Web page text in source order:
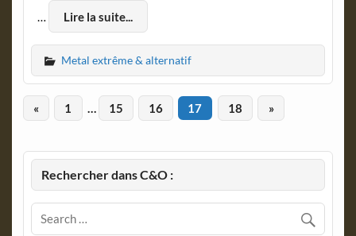
… Lire la suite...
Metal extrême & alternatif
« 1 … 15 16 17 18 »
Rechercher dans C&O :